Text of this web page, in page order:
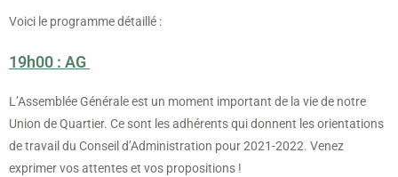
Voici le programme détaillé :
19h00 : AG
L’Assemblée Générale est un moment important de la vie de notre
Union de Quartier. Ce sont les adhérents qui donnent les orientations
de travail du Conseil d’Administration pour 2021-2022. Venez
exprimer vos attentes et vos propositions !